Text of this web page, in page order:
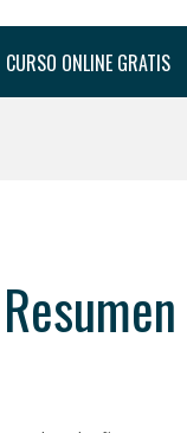
CURSO ONLINE GRATIS